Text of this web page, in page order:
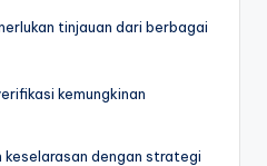
tinjauan dari berbagai
kemungkinan
keselarasan dengan strategi